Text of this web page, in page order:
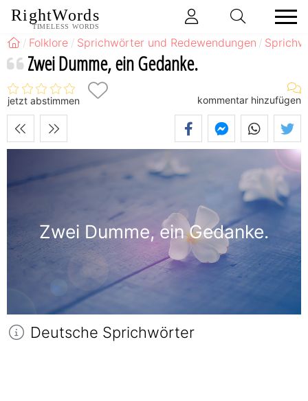
RightWords
TIMELESS WORDS
Folklore Sprichwörter und Redewendungen
Zwei Dumme, ein Gedanke.
jetzt abstimmen kommentar hinzufügen
Zwei Dumme, ein Gedanke.
Deutsche Sprichwörter